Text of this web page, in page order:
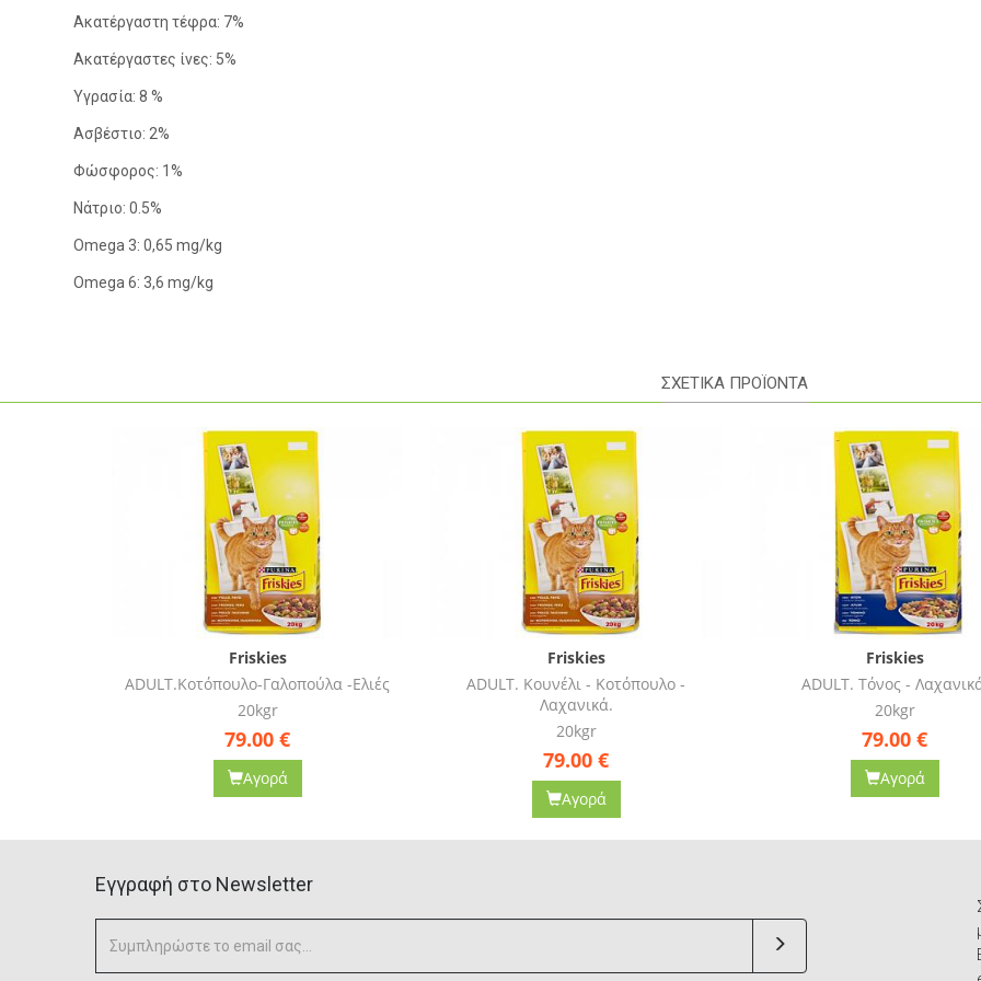
Ακατέργαστη τέφρα: 7%
Ακατέργαστες ίνες: 5%
Υγρασία: 8 %
Ασβέστιο: 2%
Φώσφορος: 1%
Νάτριο: 0.5%
Omega 3: 0,65 mg/kg
Omega 6: 3,6 mg/kg
ΣΧΕΤΙΚΑ ΠΡΟΪΟΝΤΑ
Friskies
ADULT.Κοτόπουλο-Γαλοπούλα -Ελιές
20kgr
79.00 €
Αγορά
Friskies
ADULT. Κουνέλι - Κοτόπουλο -
Λαχανικά.
20kgr
79.00 €
Αγορά
Friskies
ADULT. Τόνος -
20kgr
79.00 €
Αγορά
Eγγραφή στο Newsletter